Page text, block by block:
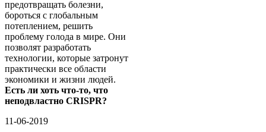
предотвращать болезни,
бороться с глобальным
потеплением, решить
проблему голода в мире. Они
позволят разработать
технологии, которые затронут
практически все области
экономики и жизни людей.
Есть ли хоть что-то, что
неподвластно CRISPR?
11-06-2019